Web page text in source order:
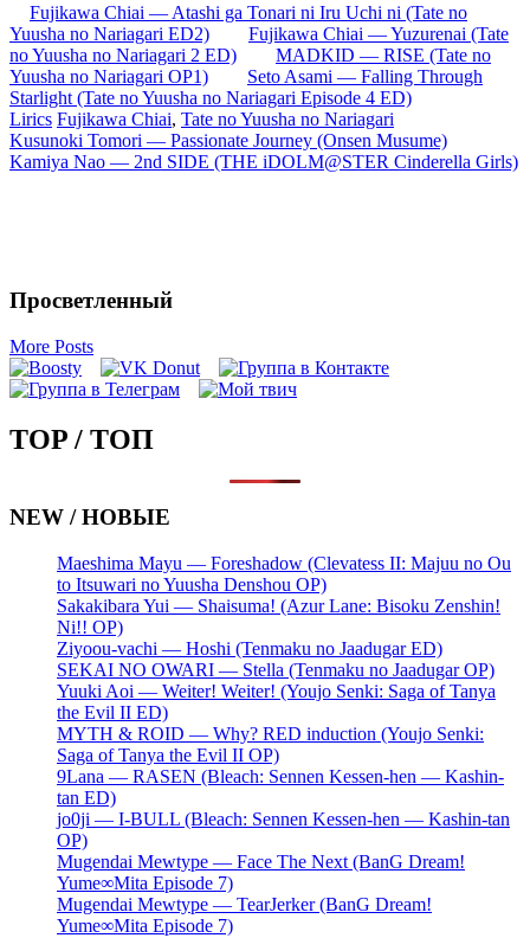
Fujikawa Chiai — Atashi ga Tonari ni Iru Uchi ni (Tate no
Yuusha no Nariagari ED2)
Fujikawa Chiai — Yuzurenai (Tate
no Yuusha no Nariagari 2 ED)
MADKID — RISE (Tate no
Yuusha no Nariagari OP1)
Seto Asami — Falling Through
Starlight (Tate no Yuusha no Nariagari Episode 4 ED)
Lirics Fujikawa Chiai, Tate no Yuusha no Nariagari
Запись
навигация
Kusunoki Tomori — Passionate Journey (Onsen Musume)
Kamiya Nao — 2nd SIDE (THE iDOLM@STER Cinderella Girls)
Просветленный
More Posts
TOP / ТОП
NEW / НОВЫЕ
Maeshima Mayu — Foreshadow (Clevatess II: Majuu no Ou
to Itsuwari no Yuusha Denshou OP)
Sakakibara Yui — Shaisuma! (Azur Lane: Bisoku Zenshin!
Ni!! OP)
Ziyoou-vachi — Hoshi (Tenmaku no Jaadugar ED)
SEKAI NO OWARI — Stella (Tenmaku no Jaadugar OP)
Yuuki Aoi — Weiter! Weiter! (Youjo Senki: Saga of Tanya
the Evil II ED)
MYTH & ROID — Why? RED induction (Youjo Senki:
Saga of Tanya the Evil II OP)
9Lana — RASEN (Bleach: Sennen Kessen-hen — Kashin-
tan ED)
jo0ji — I-BULL (Bleach: Sennen Kessen-hen — Kashin-tan
OP)
Mugendai Mewtype — Face The Next (BanG Dream!
Yume∞Mita Episode 7)
Mugendai Mewtype — TearJerker (BanG Dream!
Yume∞Mita Episode 7)